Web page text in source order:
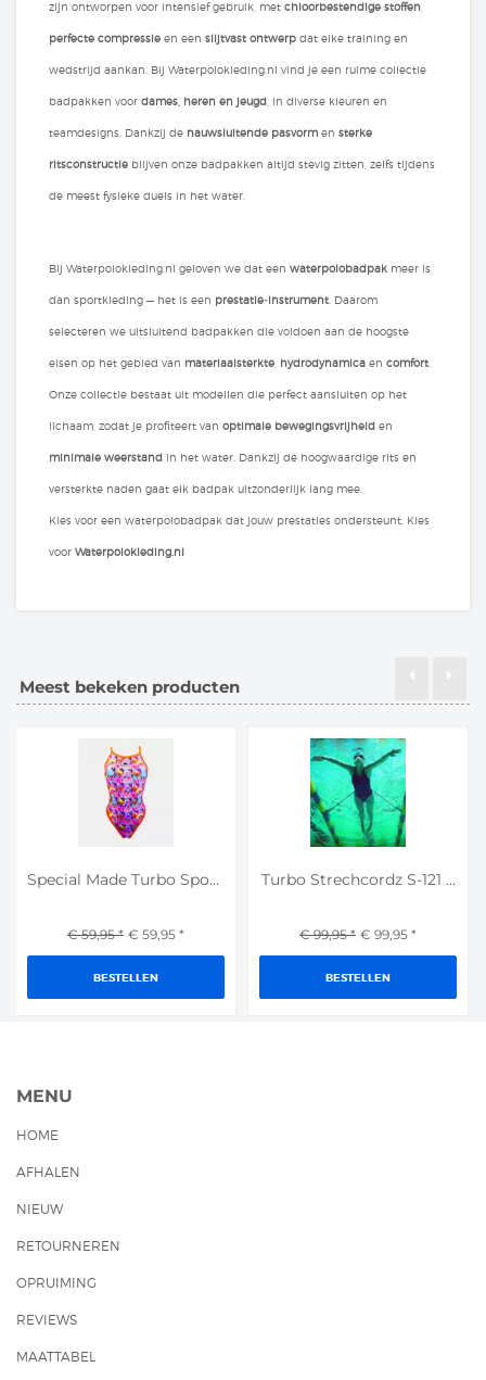
zijn ontworpen voor intensief gebruik, met chloorbestendige stoffen
perfecte compressie en een slijtvast ontwerp dat elke training en
wedstrijd aankan. Bij Waterpolokleding.nl vind je een ruime collectie
badpakken voor dames, heren en jeugd , in diverse kleuren en
teamdesigns. Dankzij de nauwsluitende pasvorm en sterke
ritsconstructie blijven onze badpakken altijd stevig zitten, zelfs tijdens
de meest fysieke duels in het water.
Bij Waterpolokleding.nl geloven we dat een waterpolobadpak meer is
dan sportkleding — het is een prestatie‑instrument . Daarom
selecteren we uitsluitend badpakken die voldoen aan de hoogste
eisen op het gebied van materiaalsterkte hydrodynamica en comfort
Onze collectie bestaat uit modellen die perfect aansluiten op het
lichaam, zodat je profiteert van optimale bewegingsvrijheid en
minimale weerstand in het water. Dankzij de hoogwaardige rits en
versterkte naden gaat elk badpak uitzonderlijk lang mee.
Kies voor een waterpolobadpak dat jouw prestaties ondersteunt. Kies
voor Waterpolokleding.nl
Meest bekeken producten
Special Made Turbo Sport...
€ 59,95* € 59,95 *
BESTELLEN
Turbo Strechcordz S-121 ...
€ 99,95* € 99,95 *
BESTELLEN
MENU
HOME
AFHALEN
NIEUW
RETOURNEREN
OPRUIMING
REVIEWS
MAATTABEL